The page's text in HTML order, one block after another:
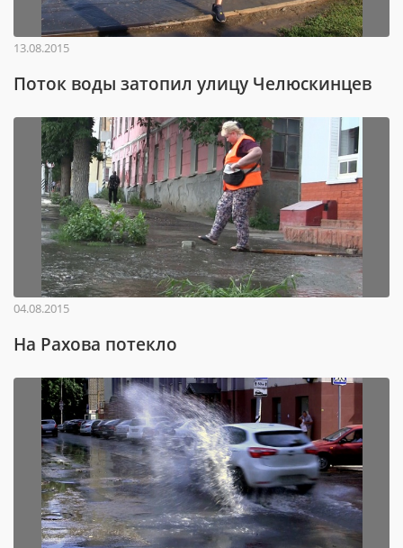
13.08.2015
Поток воды затопил улицу Челюскинцев
04.08.2015
На Рахова потекло